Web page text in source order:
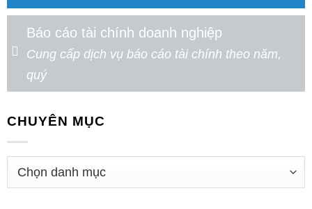
Báo cáo tài chính doanh nghiệp
Cung cấp dịch vụ báo cáo tài chính theo năm,
quý
CHUYÊN MỤC